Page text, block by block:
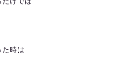
た時は